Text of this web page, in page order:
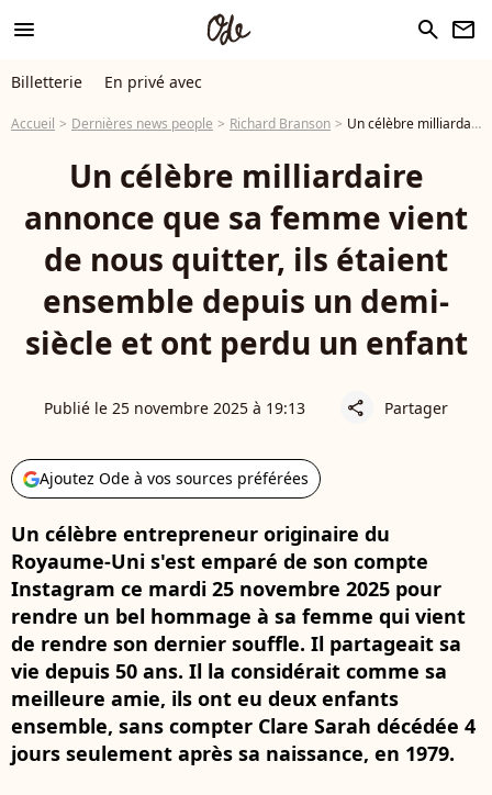
menu search newsletter
Billetterie En privé avec
Accueil Dernières news people Richard Branson Un célèbre milliardaire annonce que sa femme vient de nous quitter, ils étaient ensemble depuis un demi-siècle et ont perdu un enfant
Un célèbre milliardaire
annonce que sa femme vient
de nous quitter, ils étaient
ensemble depuis un demi-
siècle et ont perdu un enfant
Publié le 25 novembre 2025 à 19:13 share Partager
Ajoutez Ode à vos sources préférées
Un célèbre entrepreneur originaire du
Royaume-Uni s'est emparé de son compte
Instagram ce mardi 25 novembre 2025 pour
rendre un bel hommage à sa femme qui vient
de rendre son dernier souffle. Il partageait sa
vie depuis 50 ans. Il la considérait comme sa
meilleure amie, ils ont eu deux enfants
ensemble, sans compter Clare Sarah décédée 4
jours seulement après sa naissance, en 1979.